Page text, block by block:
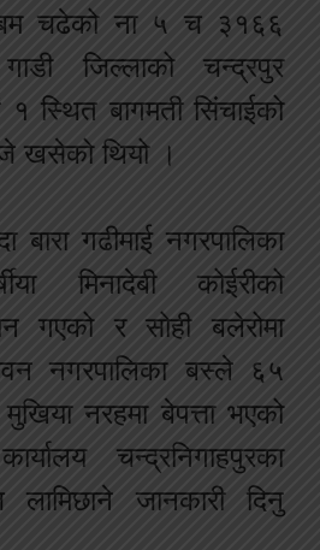
चढेको ना ५ च ३१६६
जिल्लाको चन्द्रपुर
१ स्थित बागमती सिंचाईको
खसेको थियो ।
बारा गढीमाई नगरपालिका
मिनादेबी कोईरीको
गएको र सोही बलेरोमा
नगरपालिका बस्ले ६५
मुखिया नरहमा बेपत्ता भएको
चन्द्रनिगाहपुरका
लामिछाने जानकारी दिनु